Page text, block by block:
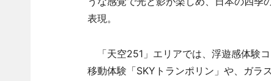
表現。
「天空251」エリアでは、浮遊感体験
移動体験「SKYトランポリン」や、ガラ